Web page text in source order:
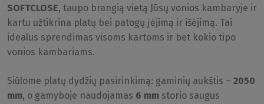
SOFTCLOSE, taupo brangią vietą Jūsų vonios kambaryje ir
kartu užtikrina platų bei patogų įėjimą ir išėjimą. Tai
idealus sprendimas visoms kartoms ir bet kokio tipo
vonios kambariams.
Siūlome platų dydžių pasirinkimą: gaminių aukštis – 2050
mm, o gamyboje naudojamas 6 mm storio saugus